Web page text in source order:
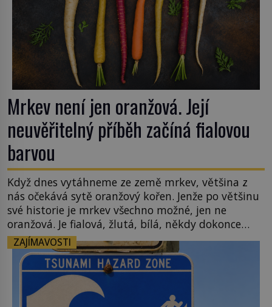
Mrkev není jen oranžová. Její
neuvěřitelný příběh začíná fialovou
barvou
Když dnes vytáhneme ze země mrkev, většina z
nás očekává sytě oranžový kořen. Jenže po většinu
své historie je mrkev všechno možné, jen ne
oranžová. Je fialová, žlutá, bílá, někdy dokonce
téměř černá. Až díky stovkám let pečlivého
šlechtění se z ní stává zelenina, bez které si českou
zahradu ani nedokážeme představit. Její příběh je
ZAJÍMAVOSTI